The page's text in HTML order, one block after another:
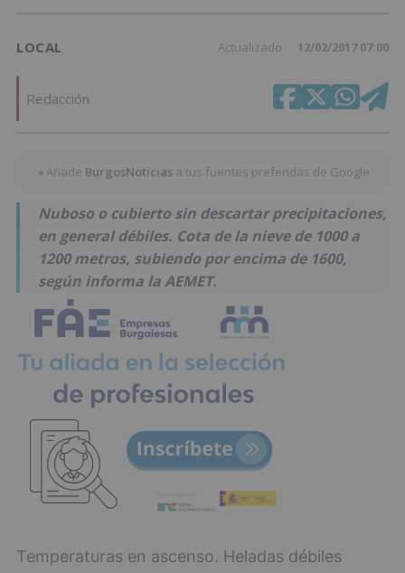
LOCAL Actualizado 12/02/2017 07:00
Redacción
★Añade BurgosNoticias a tus fuentes preferidas de Google
Nuboso o cubierto sin descartar precipitaciones,
en general débiles. Cota de la nieve de 1000 a
1200 metros, subiendo por encima de 1600,
según informa la AEMET.
Temperaturas en ascenso. Heladas débiles